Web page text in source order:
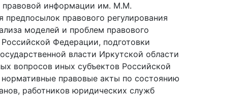
правовой информации им. М.М.
правового регулирования
моделей и проблем правового
Федерации, подготовки
власти Иркутской области
вопросов иных субъектов Российской
правовые акты по состоянию
работников юридических служб